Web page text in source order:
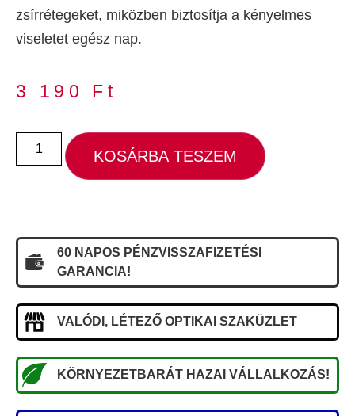
zsírrétegeket, miközben biztosítja a kényelmes
viseletet egész nap.
3 190 Ft
KOSÁRBA TESZEM
60 NAPOS PÉNZVISSZAFIZETÉSI
GARANCIA!
VALÓDI, LÉTEZŐ OPTIKAI SZAKÜZLET
KÖRNYEZETBARÁT HAZAI VÁLLALKOZÁS!